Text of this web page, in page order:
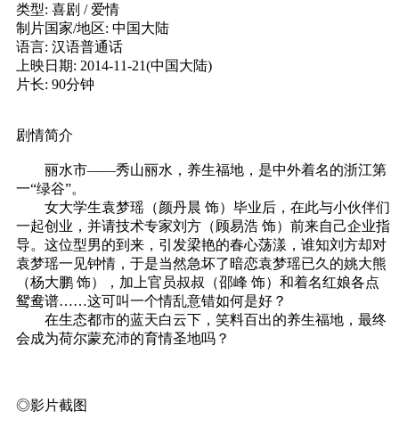
类型: 喜剧 / 爱情
制片国家/地区: 中国大陆
语言: 汉语普通话
上映日期: 2014-11-21(中国大陆)
片长: 90分钟
剧情简介
丽水市——秀山丽水，养生福地，是中外着名的浙江第
一“绿谷”。
女大学生袁梦瑶（颜丹晨 饰）毕业后，在此与小伙伴们
一起创业，并请技术专家刘方（顾易浩 饰）前来自己企业指
导。这位型男的到来，引发梁艳的春心荡漾，谁知刘方却对
袁梦瑶一见钟情，于是当然急坏了暗恋袁梦瑶已久的姚大熊
（杨大鹏 饰），加上官员叔叔（邵峰 饰）和着名红娘各点
鸳鸯谱……这可叫一个情乱意错如何是好？
在生态都市的蓝天白云下，笑料百出的养生福地，最终
会成为荷尔蒙充沛的育情圣地吗？
◎影片截图